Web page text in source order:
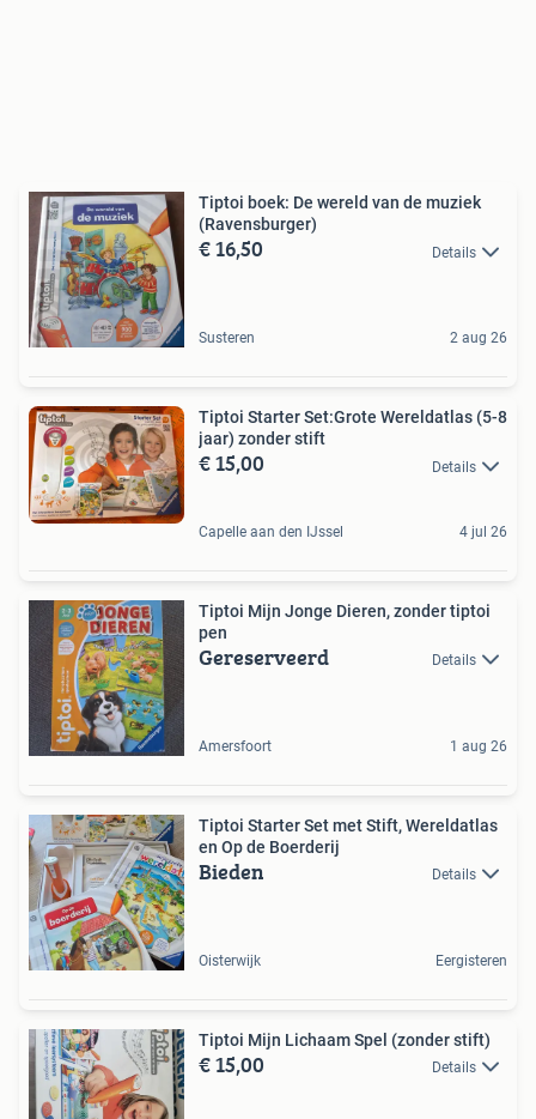
Tiptoi boek: De wereld van de muziek
(Ravensburger)
€ 16,50 Details
Susteren 2 aug 26
Tiptoi Starter Set:Grote Wereldatlas (5-8
jaar) zonder stift
€ 15,00 Details
Capelle aan den IJssel 4 jul 26
Tiptoi Mijn Jonge Dieren, zonder tiptoi
pen
Gereserveerd Details
Amersfoort 1 aug 26
Tiptoi Starter Set met Stift, Wereldatlas
en Op de Boerderij
Bieden Details
Oisterwijk Eergisteren
Tiptoi Mijn Lichaam Spel (zonder stift)
€ 15,00 Details